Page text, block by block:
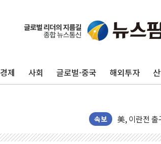
경제 사회 글로벌·중국 해외투자
속보
울진·영덕 '
[종합] 김민